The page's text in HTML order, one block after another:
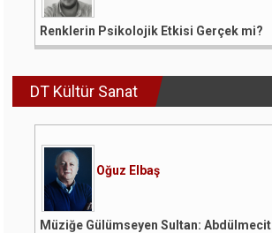
Renklerin Psikolojik Etkisi Gerçek mi?
DT Kültür Sanat
Oğuz Elbaş
Müziğe Gülümseyen Sultan: Abdülmecit